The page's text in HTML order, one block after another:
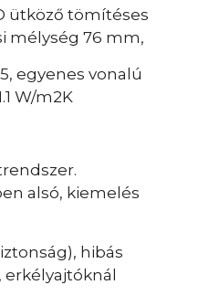
ütköző tömítéses
mélység 76 mm,
egyenes vonalú
W/m2K
alsó, kiemelés
hibás